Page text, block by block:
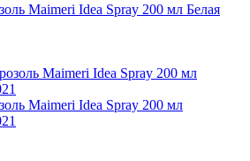
Maimeri Idea Spray 200 мл Белая
Maimeri Idea Spray 200 мл